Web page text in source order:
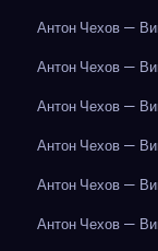
Антон Чехов —
Антон Чехов —
Антон Чехов —
Антон Чехов —
Антон Чехов —
Антон Чехов —